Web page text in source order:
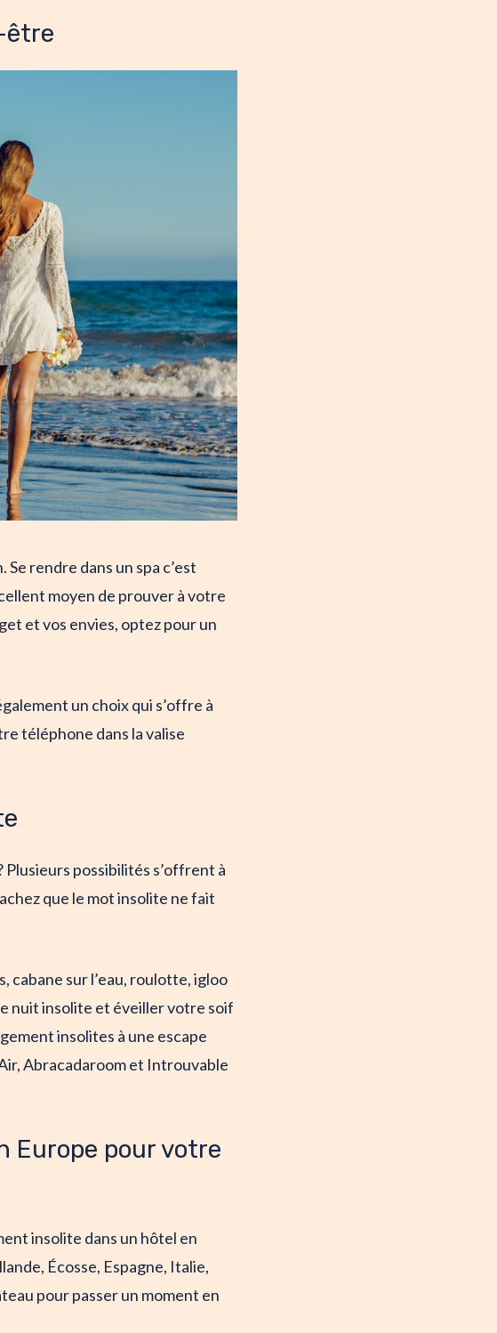
être
rendre dans un spa c’est
moyen de prouver à votre
et vos envies, optez pour un
un choix qui s’offre à
téléphone dans la valise
possibilités s’offrent à
que le mot insolite ne fait
cabane sur l’eau, roulotte, igloo
nuit insolite et éveiller votre soif
insolites à une escape
Abracadaroom et Introuvable
Europe pour votre
insolite dans un hôtel en
Écosse, Espagne, Italie,
pour passer un moment en